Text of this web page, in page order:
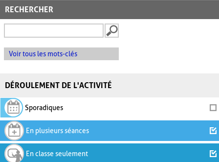
RECHERCHER
Voir tous les mots-clés
DÉROULEMENT DE L'ACTIVITÉ
Sporadiques
En plusieurs séances
En classe seulement